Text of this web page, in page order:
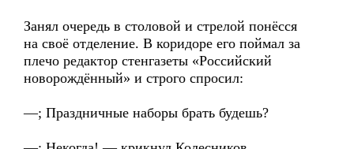
Занял очередь в столовой и стрелой понёсся
на своё отделение. В коридоре его поймал за
плечо редактор стенгазеты «Российский
новорождённый» и строго спросил:
—; Праздничные наборы брать будешь?